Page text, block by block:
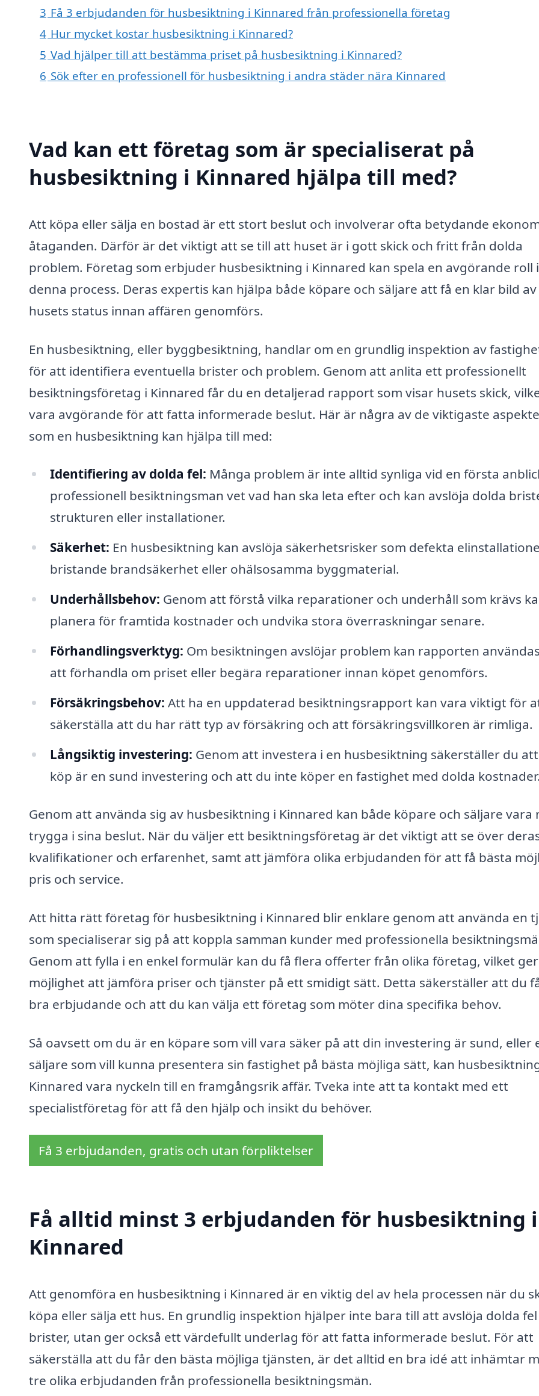
3 Få 3 erbjudanden för husbesiktning i Kinnared från professionella företag
4 Hur mycket kostar husbesiktning i Kinnared?
5 Vad hjälper till att bestämma priset på husbesiktning i Kinnared?
6 Sök efter en professionell för husbesiktning i andra städer nära Kinnared
Vad kan ett företag som är specialiserat på
husbesiktning i Kinnared hjälpa till med?
Att köpa eller sälja en bostad är ett stort beslut och involverar ofta betydande
åtaganden. Därför är det viktigt att se till att huset är i gott skick och fritt från dolda
problem. Företag som erbjuder husbesiktning i Kinnared kan spela en avgörande roll i
denna process. Deras expertis kan hjälpa både köpare och säljare att få en klar bild av
husets status innan affären genomförs.
En husbesiktning, eller byggbesiktning, handlar om en grundlig inspektion av
för att identifiera eventuella brister och problem. Genom att anlita ett professionellt
besiktningsföretag i Kinnared får du en detaljerad rapport som visar husets skick,
vara avgörande för att fatta informerade beslut. Här är några av de viktigaste
som en husbesiktning kan hjälpa till med:
Identifiering av dolda fel: Många problem är inte alltid synliga vid en första
professionell besiktningsman vet vad han ska leta efter och kan avslöja dolda
strukturen eller installationer.
Säkerhet: En husbesiktning kan avslöja säkerhetsrisker som defekta
bristande brandsäkerhet eller ohälsosamma byggmaterial.
Underhållsbehov: Genom att förstå vilka reparationer och underhåll som krävs
planera för framtida kostnader och undvika stora överraskningar senare.
Förhandlingsverktyg: Om besiktningen avslöjar problem kan rapporten
att förhandla om priset eller begära reparationer innan köpet genomförs.
Försäkringsbehov: Att ha en uppdaterad besiktningsrapport kan vara viktigt för
säkerställa att du har rätt typ av försäkring och att försäkringsvillkoren är rimliga.
Långsiktig investering: Genom att investera i en husbesiktning säkerställer du
köp är en sund investering och att du inte köper en fastighet med dolda kostnader.
Genom att använda sig av husbesiktning i Kinnared kan både köpare och säljare vara
trygga i sina beslut. När du väljer ett besiktningsföretag är det viktigt att se över
kvalifikationer och erfarenhet, samt att jämföra olika erbjudanden för att få bästa
pris och service.
Att hitta rätt företag för husbesiktning i Kinnared blir enklare genom att använda en
som specialiserar sig på att koppla samman kunder med professionella
Genom att fylla i en enkel formulär kan du få flera offerter från olika företag, vilket
möjlighet att jämföra priser och tjänster på ett smidigt sätt. Detta säkerställer att du
bra erbjudande och att du kan välja ett företag som möter dina specifika behov.
Så oavsett om du är en köpare som vill vara säker på att din investering är sund, eller
säljare som vill kunna presentera sin fastighet på bästa möjliga sätt, kan
Kinnared vara nyckeln till en framgångsrik affär. Tveka inte att ta kontakt med ett
specialistföretag för att få den hjälp och insikt du behöver.
Få 3 erbjudanden, gratis och utan förpliktelser
Få alltid minst 3 erbjudanden för husbesiktning i
Kinnared
Att genomföra en husbesiktning i Kinnared är en viktig del av hela processen när du
köpa eller sälja ett hus. En grundlig inspektion hjälper inte bara till att avslöja dolda
brister, utan ger också ett värdefullt underlag för att fatta informerade beslut. För att
säkerställa att du får den bästa möjliga tjänsten, är det alltid en bra idé att inhämtar
tre olika erbjudanden från professionella besiktningsmän.